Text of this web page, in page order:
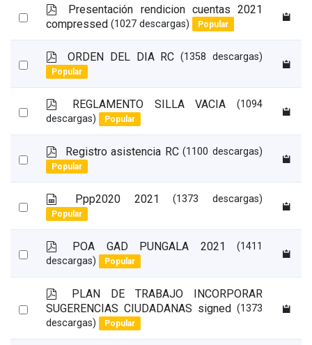
d
s
h
e
e
Select
p
d
Presentación rendicion cuentas 2021
compressed (1027 descargas) Popular
Select
p
d
f
ORDEN DEL DIA RC (1358 descargas)
Popular
Select
p
d
REGLAMENTO SILLA VACIA
(1094
descargas)
Popular
Select
p
d
f
Registro asistencia RC (1100 descargas)
Popular
Select
s
p
r
e
a
d
s
h
e
e
t
Ppp2020 2021 (1373 descargas)
Popular
Select
p
d
POA GAD PUNGALA 2021
(1411
descargas)
Popular
Select
p
d
f
PLAN DE TRABAJO INCORPORAR
SUGERENCIAS CIUDADANAS signed (1373
descargas)
Popular